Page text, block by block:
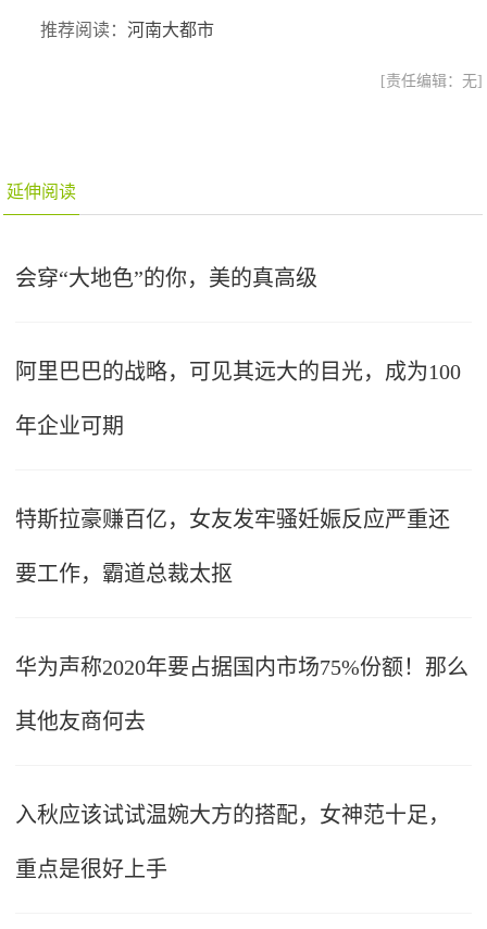
推荐阅读：河南大都市
[责任编辑：无]
延伸阅读
会穿“大地色”的你，美的真高级
阿里巴巴的战略，可见其远大的目光，成为100
年企业可期
特斯拉豪赚百亿，女友发牢骚妊娠反应严重还
要工作，霸道总裁太抠
华为声称2020年要占据国内市场75%份额！那么
其他友商何去
入秋应该试试温婉大方的搭配，女神范十足，
重点是很好上手